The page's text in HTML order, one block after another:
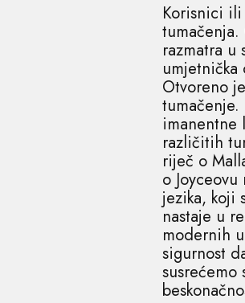
Korisnici
razmatra u
Otvoreno
imanentne
različitih
riječ o
o Joyceovu
jezika, koji
nastaje u
modernih
sigurnost
susrećemo